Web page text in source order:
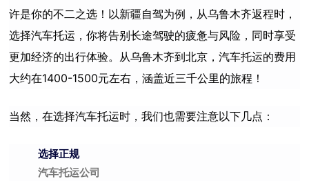
许是你的不二之选！以新疆自驾为例，从乌鲁木齐返程时，
选择汽车托运，你将告别长途驾驶的疲惫与风险，同时享受
更加经济的出行体验。从乌鲁木齐到北京，汽车托运的费用
大约在1400-1500元左右，涵盖近三千公里的旅程！
当然，在选择汽车托运时，我们也需要注意以下几点：
选择正规
汽车托运公司